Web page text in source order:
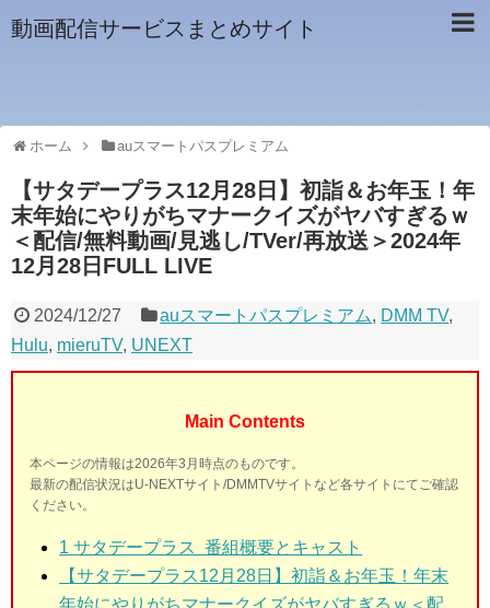
動画配信サービスまとめサイト
ホーム auスマートパスプレミアム
【サタデープラス12月28日】初詣＆お年玉！年
末年始にやりがちマナークイズがヤバすぎるｗ
＜配信/無料動画/見逃し/TVer/再放送＞2024年
12月28日FULL LIVE
2024/12/27 auスマートパスプレミアム, DMM TV,
Hulu, mieruTV, UNEXT
Main Contents
本ページの情報は2026年3月時点のものです。
最新の配信状況はU-NEXTサイト/DMMTVサイトなど各サイトにてご確認
ください。
1 サタデープラス 番組概要とキャスト
【サタデープラス12月28日】初詣＆お年玉！年末
年始にやりがちマナークイズがヤバすぎるｗ＜配